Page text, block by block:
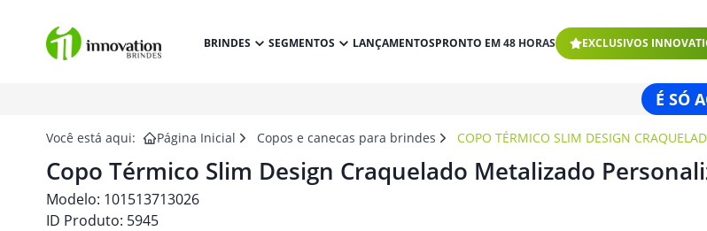
BRINDES SEGMENTOS LANÇAMENTOSPRONTO EM 48 HORAS EXCLUSIVOS
É SÓ
Você está aqui: Página Inicial Copos e canecas para brindes COPO TÉRMICO SLIM DESIGN
Copo Térmico Slim Design Craquelado Metalizado
Modelo: 101513713026
ID Produto: 5945